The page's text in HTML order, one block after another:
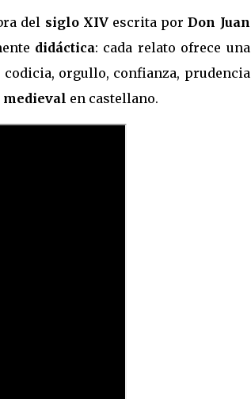
del siglo XIVescrita porDon Juan
didáctica: cada relato ofrece una
codicia, orgullo, confianza, prudencia
medieval en castellano.